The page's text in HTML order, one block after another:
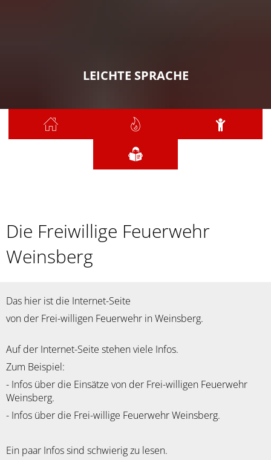
LEICHTE SPRACHE
leichte
Sprache
Die Freiwillige Feuerwehr
Weinsberg
Das hier ist die Internet-Seite
von der Frei-willigen Feuerwehr in Weinsberg.
Auf der Internet-Seite stehen viele Infos.
Zum Beispiel:
- Infos über die Einsätze von der Frei-willigen Feuerwehr
Weinsberg.
- Infos über die Frei-willige Feuerwehr Weinsberg.
Ein paar Infos sind schwierig zu lesen.